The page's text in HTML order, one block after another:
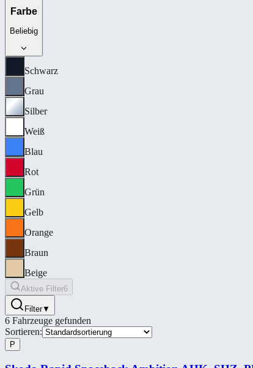
Farbe
Beliebig
Schwarz
Grau
Silber
Weiß
Blau
Rot
Grün
Gelb
Orange
Braun
Beige
Aktive Filter6
Filter▼
6 Fahrzeuge gefunden
Sortieren:
P